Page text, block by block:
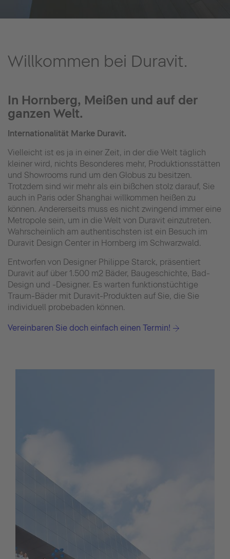
Willkommen bei Duravit.
In Hornberg, Meißen und auf der
ganzen Welt.
Internationalität Marke Duravit.
Vielleicht ist es ja in einer Zeit, in der die Welt täglich
kleiner wird, nichts Besonderes mehr, Produktionsstätten
und Showrooms rund um den Globus zu besitzen.
Trotzdem sind wir mehr als ein bißchen stolz darauf, Sie
auch in Paris oder Shanghai willkommen heißen zu
können. Andererseits muss es nicht zwingend immer eine
Metropole sein, um in die Welt von Duravit einzutreten.
Wahrscheinlich am authentischsten ist ein Besuch im
Duravit Design Center in Hornberg im Schwarzwald.
Entworfen von Designer Philippe Starck, präsentiert
Duravit auf über 1.500 m2 Bäder, Baugeschichte, Bad-
Design und -Designer. Es warten funktionstüchtige
Traum-Bäder mit Duravit-Produkten auf Sie, die Sie
individuell probebaden können.
Vereinbaren Sie doch einfach einen Termin!